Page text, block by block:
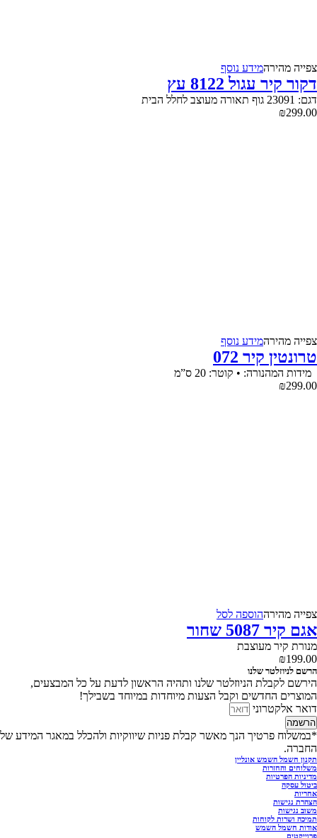
צפייה‬ ‫מהירה‬מידע נוסף
דקור קיר עגול 8122 עץ
דגם: 23091 גוף תאורה מעוצב לחלל הבית
₪299.00
צפייה‬ ‫מהירה‬מידע נוסף
טרונטין קיר 072
מידות המהנורה: • קוטר: 20 ס”מ
₪299.00
צפייה‬ ‫מהירה‬הוספה לסל
אגם קיר 5087 שחור
מנורת קיר מעוצבת
₪199.00
הרשם לניוזלטר שלנו
הירשם לקבלת הניוזלטר שלנו ותהיה הראשון לדעת על כל המבצעים,
המוצרים החדשים וקבל הצעות מיוחדות במיוחד בשבילך!
דואר אלקטרוני
הרשמה
*במשלוח פרטיך הנך מאשר קבלת פניות שיווקיות ולהכלל במאגר המידע של
החברה.
תקנון חשמל השמש אונליין
משלוחים והחזרות
מדיניות הפרטיות
ביטול עסקה
אחריות
הצהרת נגישות
משוב נגישות
תמיכה ושרות לקוחות
אודות חשמל השמש
פרוייקטים